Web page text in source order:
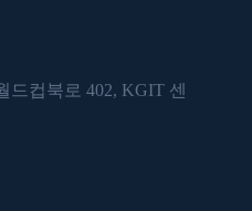
드컵북로 402, KGIT 센